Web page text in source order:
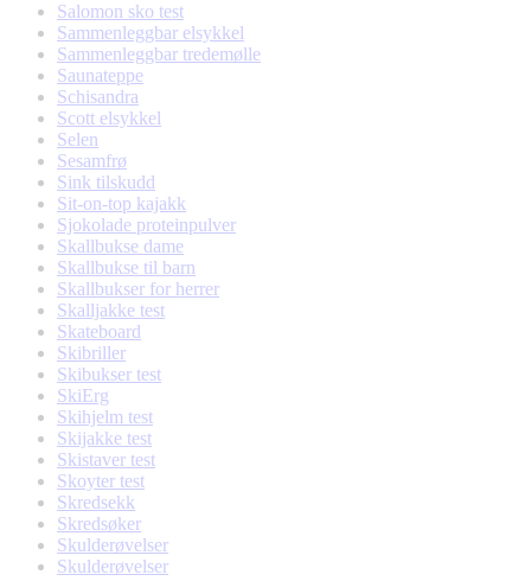
Salomon sko test
Sammenleggbar elsykkel
Sammenleggbar tredemølle
Saunateppe
Schisandra
Scott elsykkel
Selen
Sesamfrø
Sink tilskudd
Sit-on-top kajakk
Sjokolade proteinpulver
Skallbukse dame
Skallbukse til barn
Skallbukser for herrer
Skalljakke test
Skateboard
Skibriller
Skibukser test
SkiErg
Skihjelm test
Skijakke test
Skistaver test
Skoyter test
Skredsekk
Skredsøker
Skulderøvelser
Skulderøvelser